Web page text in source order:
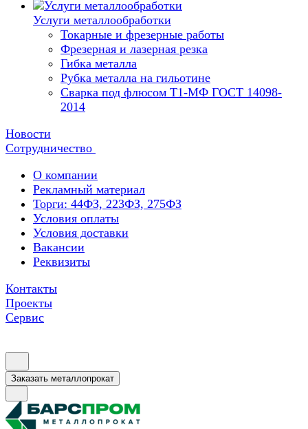
Услуги металлообработки
Токарные и фрезерные работы
Фрезерная и лазерная резка
Гибка металла
Рубка металла на гильотине
Сварка под флюсом Т1-МФ ГОСТ 14098-
2014
Новости
Сотрудничество
О компании
Рекламный материал
Торги: 44ФЗ, 223ФЗ, 275ФЗ
Условия оплаты
Условия доставки
Вакансии
Реквизиты
Контакты
Проекты
Сервис
Заказать металлопрокат